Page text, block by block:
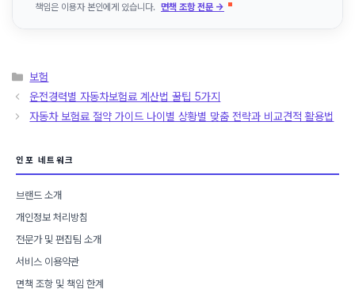
책임은 이용자 본인에게 있습니다. 면책 조항 전문 →
카
테
리
보험
운전경력별 자동차보험료 계산법 꿀팁 5가지
자동차 보험료 절약 가이드 나이별 상황별 맞춤 전략과 비교견적 활용법
인포 네트워크
브랜드 소개
개인정보 처리방침
전문가 및 편집팀 소개
서비스 이용약관
면책 조항 및 책임 한계